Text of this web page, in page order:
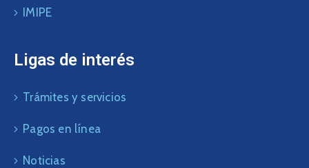
IMIPE
Ligas de interés
Trámites y servicios
Pagos en línea
Noticias